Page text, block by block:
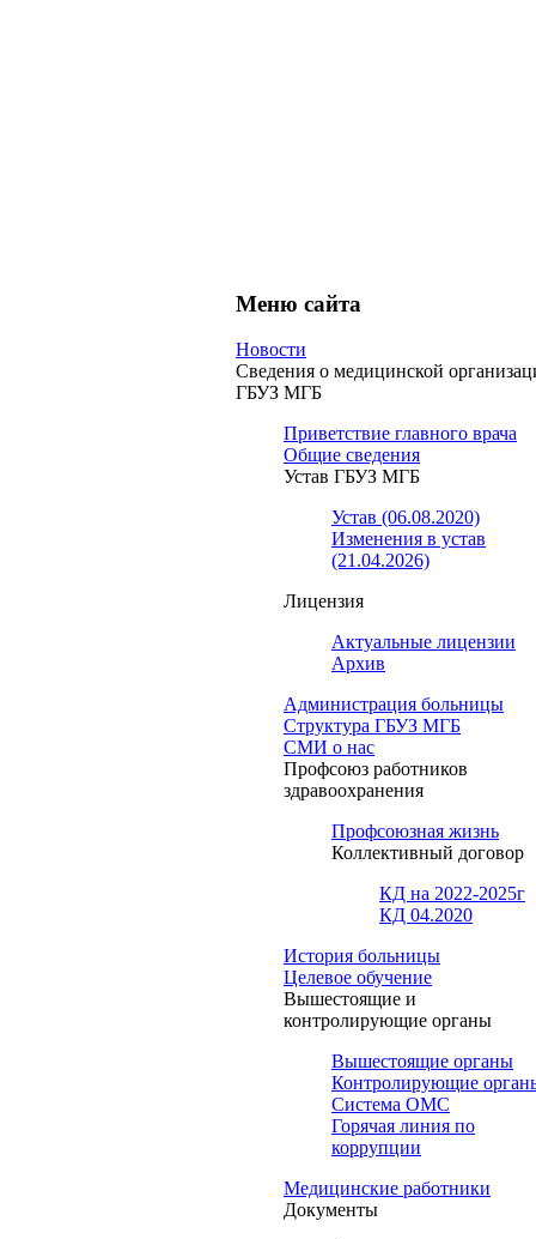
Меню сайта
Новости
Сведения о медицинской
ГБУЗ МГБ
Приветствие главного врача
Общие сведения
Устав ГБУЗ МГБ
Устав (06.08.2020)
Изменения в устав
(21.04.2026)
Лицензия
Актуальные лицензии
Архив
Администрация больницы
Структура ГБУЗ МГБ
СМИ о нас
Профсоюз работников
здравоохранения
Профсоюзная жизнь
Коллективный договор
КД на 2022-2025г
КД 04.2020
История больницы
Целевое обучение
Вышестоящие и
контролирующие органы
Вышестоящие органы
Контролирующие
Система ОМС
Горячая линия по
коррупции
Медицинские работники
Документы